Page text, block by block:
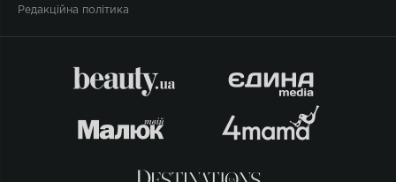
Редакційна політика